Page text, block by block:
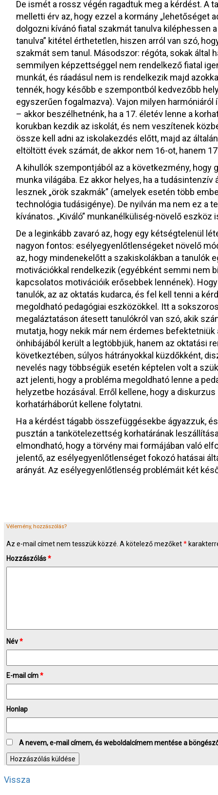
De ismét a rossz végén ragadtuk meg a kérdést. A
melletti érv az, hogy ezzel a kormány „lehetőséget
dolgozni kívánó fiatal szakmát tanulva kiléphessen
tanulva” kitétel érthetetlen, hiszen arról van szó,
szakmát sem tanul. Másodszor: régóta, sokak által
semmilyen képzettséggel nem rendelkező fiatal
munkát, és ráadásul nem is rendelkezik majd
tennék, hogy később e szempontból kedvezőbb
egyszerűen fogalmazva). Vajon milyen
– akkor beszélhetnénk, ha a 17. életév lenne a
korukban kezdik az iskolát, és nem veszítenek
össze kell adni az iskolakezdés előtt, majd az
eltöltött évek számát, de akkor nem 16-ot, hanem
A kihullók szempontjából az a következmény,
munka világába. Ez akkor helyes, ha a
lesznek „örök szakmák” (amelyek esetén több
technológia tudásigénye). De nyilván ma nem ez a
kívánatos. „Kiváló” munkanélküliség-növelő
De a leginkább zavaró az, hogy egy kétségtelenül
nagyon fontos: esélyegyenlőtlenségeket növelő
az, hogy mindenekelőtt a szakiskolákban a tanulók
motivációkkal rendelkezik (egyébként semmi nem
kapcsolatos motivációik erősebbek lennének).
tanulók, az az oktatás kudarca, és fel kell tenni a
megoldható pedagógiai eszközökkel. Itt a
megaláztatáson átesett tanulókról van szó, akik
mutatja, hogy nekik már nem érdemes
önhibájából került a legtöbbjük, hanem az oktatási
következtében, súlyos hátrányokkal küzdőkként,
nevelés nagy többségük esetén képtelen volt a
azt jelenti, hogy a probléma megoldható lenne a
helyzetbe hozásával. Erről kellene, hogy a
korhatárháborút kellene folytatni.
Ha a kérdést tágabb összefüggésekbe ágyazzuk,
pusztán a tankötelezettség korhatárának
elmondható, hogy a törvény mai formájában való
jelentő, az esélyegyenlőtlenséget fokozó hatásai
arányát. Az esélyegyenlőtlenség problémáit két
Vélemény, hozzászólás?
Az e-mail címet nem tesszük közzé. A kötelező mezőket*
Hozzászólás*
Név*
E-mail cím*
Honlap
A nevem, e-mail címem, és weboldalcímem mentése a
Vissza